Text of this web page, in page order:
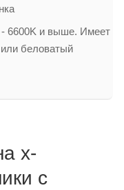
- 6600K и выше. Имеет
беловатый
x-
с